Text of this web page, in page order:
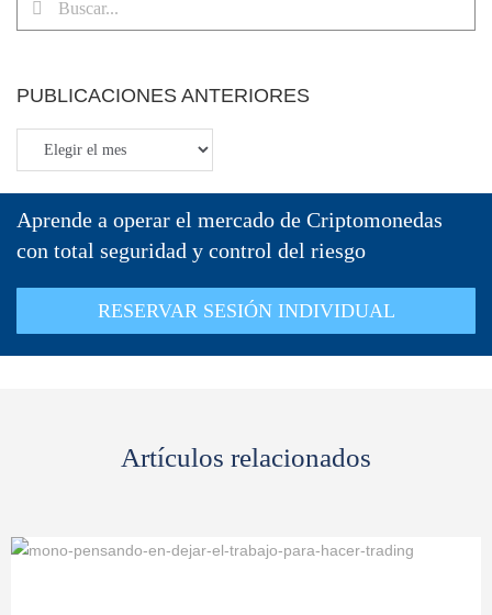
PUBLICACIONES ANTERIORES
Aprende a operar el mercado de Criptomonedas
con total seguridad y control del riesgo
RESERVAR SESIÓN INDIVIDUAL
Artículos relacionados